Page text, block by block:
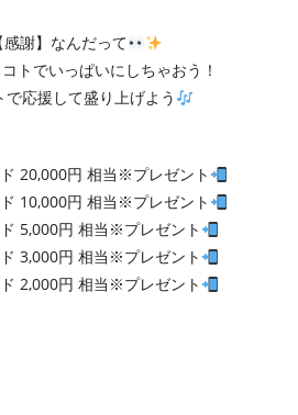
感謝】なんだって
トでいっぱいにしちゃおう！
で応援して盛り上げよう
20,000円 相当※プレゼント
10,000円 相当※プレゼント
5,000円 相当※プレゼント
3,000円 相当※プレゼント
2,000円 相当※プレゼント